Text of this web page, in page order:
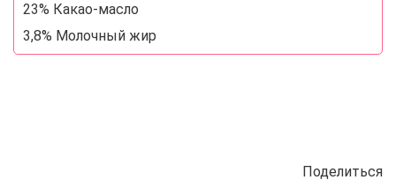
23% Какао-масло
3,8% Молочный жир
Поделиться